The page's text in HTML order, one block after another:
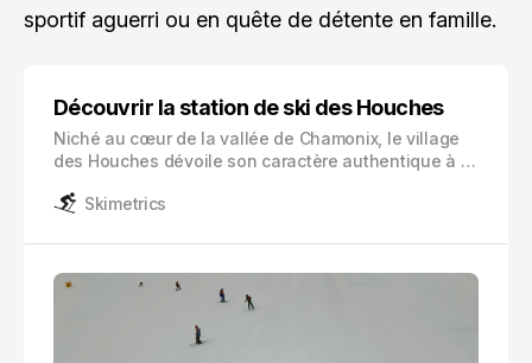
sportif aguerri ou en quête de détente en famille.
Découvrir la station de ski des Houches
Niché au cœur de la vallée de Chamonix, le village
des Houches dévoile son caractère authentique à 1
lovée au pied du majestueux Mont Blanc, offre un
environnants.
Skimetrics